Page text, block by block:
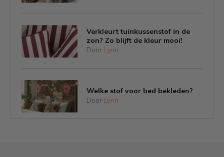
Verkleurt tuinkussenstof in de
zon? Zo blijft de kleur mooi!
Door Lynn
Welke stof voor bed bekleden?
Door Lynn